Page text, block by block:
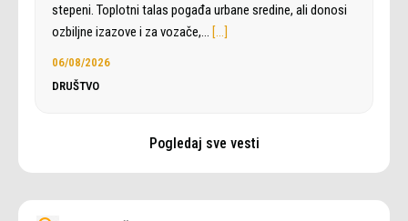
stepeni. Toplotni talas pogađa urbane sredine, ali donosi
ozbiljne izazove i za vozače,… […]
06/08/2026
DRUŠTVO
Pogledaj sve vesti